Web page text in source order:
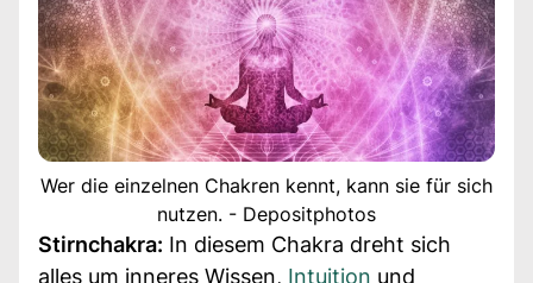
Wer die einzelnen Chakren kennt, kann sie für sich
nutzen. - Depositphotos
Stirnchakra: In diesem Chakra dreht sich
alles um inneres Wissen, Intuition und